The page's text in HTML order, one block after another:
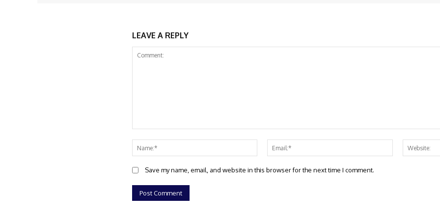
LEAVE A REPLY
Comment:
Name:*
Email:*
Save my name, email, and website in this browser for the next time I comment.